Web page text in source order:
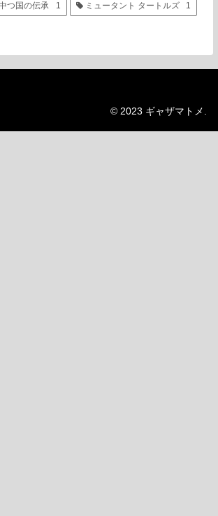
つ国の伝承 1 ミュータント タートルズ 1
© 2023 ギャザマトメ.